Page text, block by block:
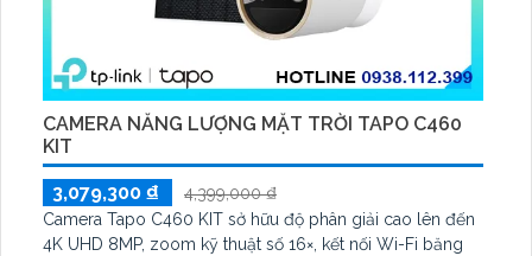
CAMERA NĂNG LƯỢNG MẶT TRỜI TAPO C460
KIT
3,079,300 ₫
4,399,000 ₫
Camera Tapo C460 KIT sở hữu độ phân giải cao lên đến
4K UHD 8MP, zoom kỹ thuật số 16×, kết nối Wi-Fi băng